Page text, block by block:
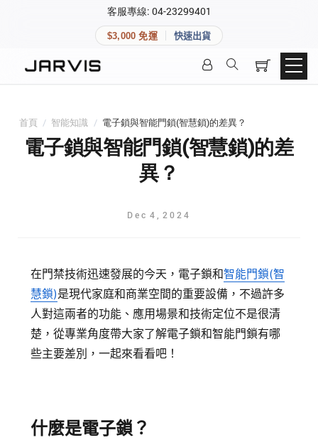
客服專線: 04-23299401
$3,000 免運 快速出貨
首頁 / 智能知識 / 電子鎖與智能門鎖(智慧鎖)的差異？
電子鎖與智能門鎖(智慧鎖)的差
異？
Dec 4 2024
在門禁技術迅速發展的今天，電子鎖和智能門鎖(智
慧鎖)是現代家庭和商業空間的重要設備，不過許多
人對這兩者的功能、應用場景和技術定位不是很清
楚，從專業角度帶大家了解電子鎖和智能門鎖有哪
些主要差別，一起來看看吧！
什麼是電子鎖？
快速連結
Matter 智慧家庭
精品家電
登入後可查看訂單、會員資料與收藏清單。
密碼
登入會員
快速連結
追蹤我的訂單
會員資料管理